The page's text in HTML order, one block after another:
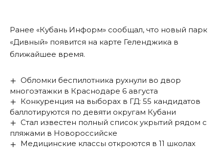
Ранее «Кубань Информ» сообщал, что новый парк
«Дивный» появится на карте Геленджика в
ближайшее время.
Обломки беспилотника рухнули во двор
многоэтажки в Краснодаре 6 августа
Конкуренция на выборах в ГД: 55 кандидатов
баллотируются по девяти округам Кубани
Стал известен полный список укрытий рядом с
пляжами в Новороссийске
Медицинские классы откроются в 11 школах